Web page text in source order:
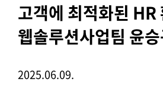
고객에 최적화된 HR
웹솔루션사업팀 윤
2025.06.09.